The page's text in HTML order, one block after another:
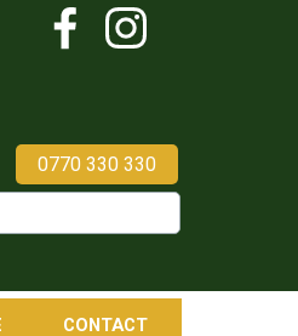
CONTACT
0770 330 330